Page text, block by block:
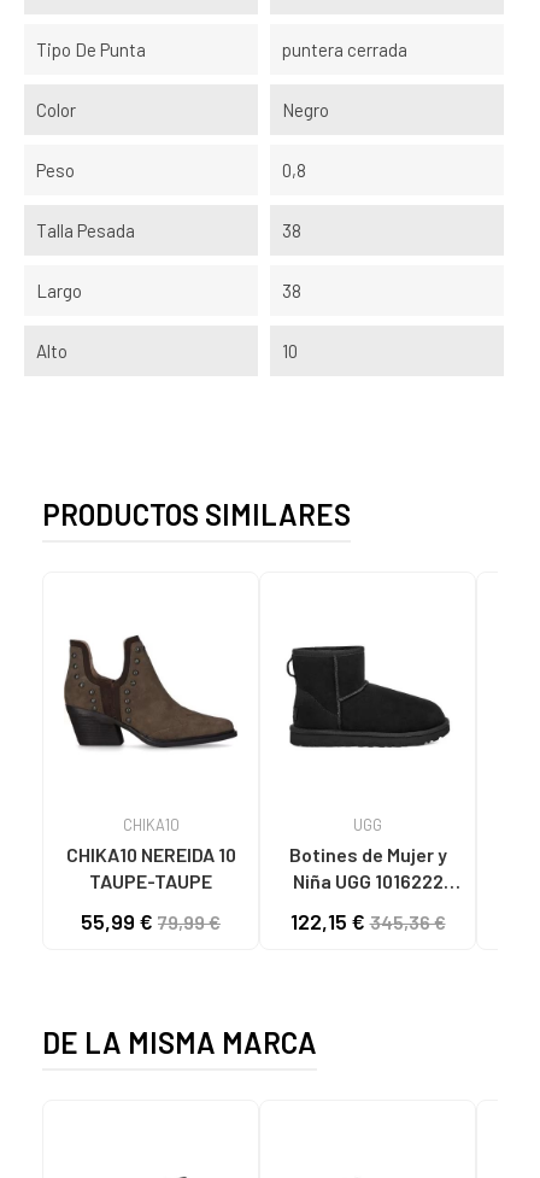
Tipo De Punta puntera cerrada
Color Negro
Peso 0,8
Talla Pesada 38
Largo 38
Alto 10
PRODUCTOS SIMILARES
CHIKA10
CHIKA10 NEREIDA 10
TAUPE-TAUPE
55,99 € 79,99 €
UGG
Botines de Mujer y
Niña UGG 1016222
BLACK
122,15 €345,36 €
DE LA MISMA MARCA